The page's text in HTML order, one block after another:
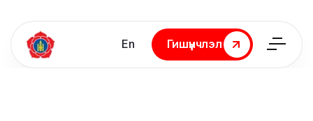
En
Гишүүнчлэл
Гишүүнчлэл